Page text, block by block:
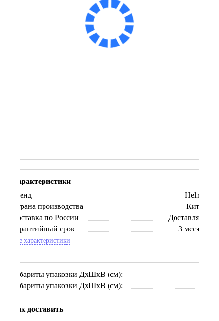
Оплатить частями
Характеристики
Бренд
Helmet
Страна производства
Китай
Доставка по России
Доставляем
Гарантийный срок
3 месяца
Все характеристики
Габариты упаковки ДхШхВ (см):
Габариты упаковки ДхШхВ (см):
Как доставить